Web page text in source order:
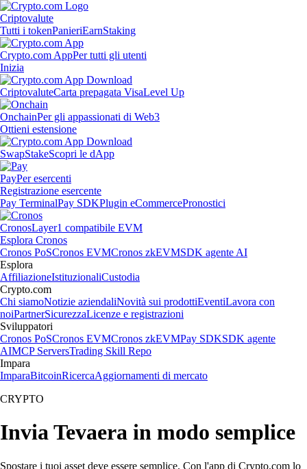
Criptovalute
Tutti i tokenPanieriEarnStaking
Crypto.com AppPer tutti gli utenti
Inizia
CriptovaluteCarta prepagata VisaLevel Up
OnchainPer gli appassionati di Web3
Ottieni estensione
SwapStakeScopri le dApp
PayPer esercenti
Registrazione esercente
Pay TerminalPay SDKPlugin eCommercePronostici
CronosLayer1 compatibile EVM
Esplora Cronos
Cronos PoSCronos EVMCronos zkEVMSDK agente AI
Esplora
AffiliazioneIstituzionaliCustodia
Crypto.com
Chi siamoNotizie aziendaliNovità sui prodottiEventiLavora con
noiPartnerSicurezzaLicenze e registrazioni
Sviluppatori
Cronos PoSCronos EVMCronos zkEVMPay SDKSDK agente
AIMCP ServersTrading Skill Repo
Impara
ImparaBitcoinRicercaAggiornamenti di mercato
CRYPTO
Invia Tevaera in modo semplice
Spostare i tuoi asset deve essere semplice. Con l'app di Crypto.com lo